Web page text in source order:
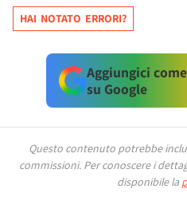
HAI NOTATO ERRORI?
Aggiungici
su Google
Questo contenuto potrebbe
commissioni. Per conoscere i
disponibile la